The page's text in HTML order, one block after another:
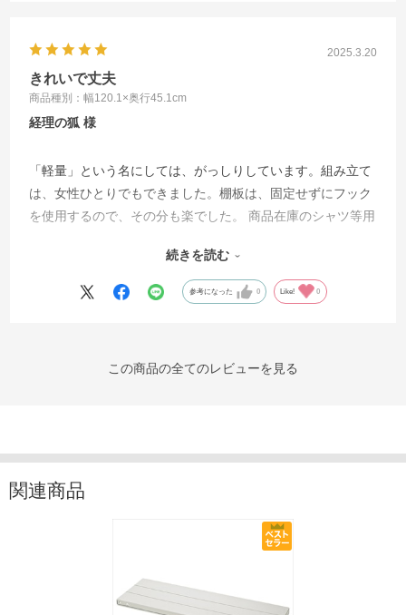
2025.3.20
きれいで丈夫
商品種別：幅120.1×奥行45.1cm
経理の狐
「軽量」という名にしては、がっしりしています。組み立て
は、女性ひとりでもできました。棚板は、固定せずにフック
を使用するので、その分も楽でした。 商品在庫のシャツ等用
です。 ひとつ難点があるとしたら、斜めの筋交いがないの
で、横から押すと棚全体が歪みます。とは言え、物を置け
ば、その重みで安定しています。当社で使うには問題ないで
続きを読む
参考になった 0 Like! 0
この商品の全てのレビューを見る
関連商品